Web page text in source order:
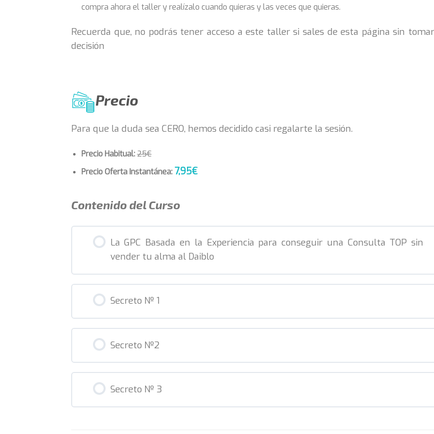
compra ahora el taller y realízalo cuando quieras y las veces que quieras.
Recuerda que, no podrás tener acceso a este taller si sales de esta página sin
decisión
Precio
Para que la duda sea CERO, hemos decidido casi regalarte la sesión.
Precio Habitual:25€
Precio Oferta Instantánea: 7,95€
Contenido del Curso
La GPC Basada en la Experiencia para conseguir una Consulta TOP sin
vender tu alma al Daiblo
Secreto Nº 1
Secreto Nº2
Secreto Nº 3